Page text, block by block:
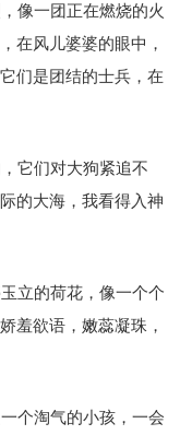
像一团正在燃烧的火
在风儿婆婆的眼中，
们是团结的士兵，在
它们对大狗紧追不
的大海，我看得入神
立的荷花，像一个个
羞欲语，嫩蕊凝珠，
个淘气的小孩，一会